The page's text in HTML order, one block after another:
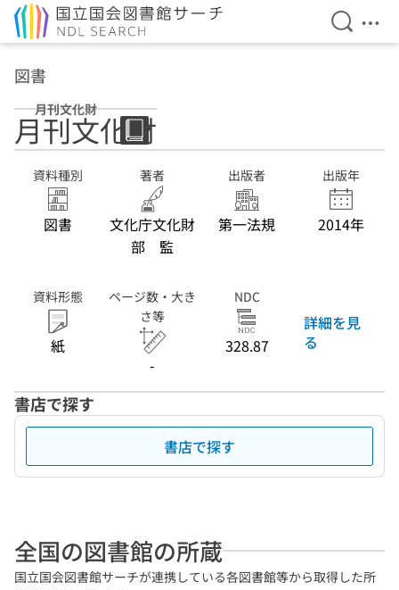
検索を
メ
図書
月刊文化財
月刊文化財
資料種別
図書
著者
文化庁文化財
部 監
出版者
第一法規
出版年
2014年
資料形態
紙
ページ数・大き
さ等
-
NDC
328.87
詳細を見
る
書店で探す
書店で探す
全国の図書館の所蔵
国立国会図書館サーチが連携している各図書館等から取得した所